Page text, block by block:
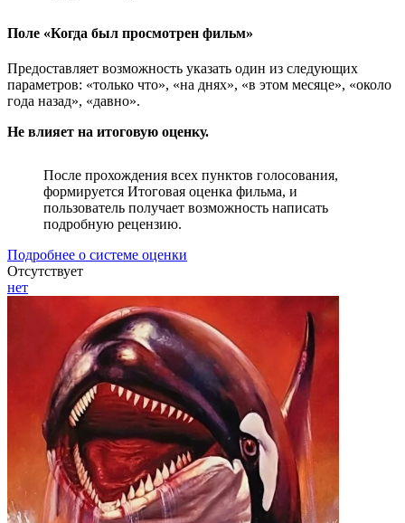
Поле «Когда был просмотрен фильм»
Предоставляет возможность указать один из следующих
параметров: «только что», «на днях», «в этом месяце», «около
года назад», «давно».
Не влияет на итоговую оценку.
После прохождения всех пунктов голосования,
формируется Итоговая оценка фильма, и
пользователь получает возможность написать
подробную рецензию.
Подробнее о системе оценки
Отсутствует
нет